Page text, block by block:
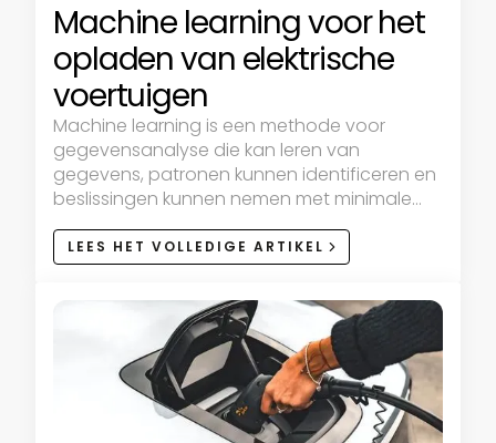
Machine learning voor het
opladen van elektrische
voertuigen
Machine learning is een methode voor
gegevensanalyse die kan leren van
gegevens, patronen kunnen identificeren en
beslissingen kunnen nemen met minimale
menselijke tussenkomst.
LEES HET VOLLEDIGE ARTIKEL